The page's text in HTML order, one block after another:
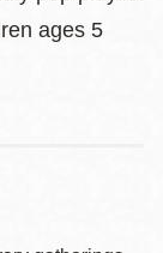
ages 5